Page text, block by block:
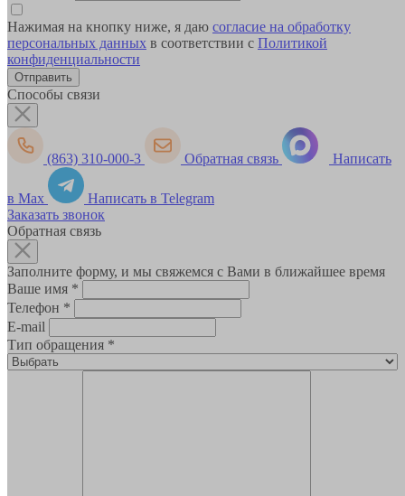
Нажимая на кнопку ниже, я даю согласие на обработку
персональных данных в соответствии с Политикой
конфиденциальности
Способы связи
(863) 310-000-3 Обратная связь Написать
в Max
Написать в Telegram
Заказать звонок
Обратная связь
Заполните форму, и мы свяжемся с Вами в ближайшее время
Ваше имя *
Телефон *
E-mail
Тип обращения *